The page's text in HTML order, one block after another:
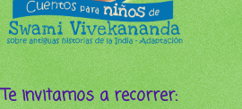
Te invitamos a recorrer: